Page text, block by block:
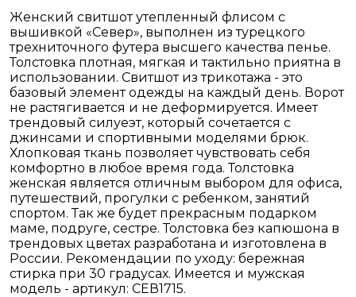
Женский свитшот утепленный флисом с
вышивкой «Север», выполнен из турецкого
трехниточного футера высшего качества пенье.
Толстовка плотная, мягкая и тактильно приятна в
использовании. Свитшот из трикотажа - это
базовый элемент одежды на каждый день. Ворот
не растягивается и не деформируется. Имеет
трендовый силуеэт, который сочетается с
джинсами и спортивными моделями брюк.
Хлопковая ткань позволяет чувствовать себя
комфортно в любое время года. Толстовка
женская является отличным выбором для офиса,
путешествий, прогулки с ребенком, занятий
спортом. Так же будет прекрасным подарком
маме, подруге, сестре. Толстовка без капюшона в
трендовых цветах разработана и изготовлена в
России. Рекомендации по уходу: бережная
стирка при 30 градусах. Имеется и мужская
модель - артикул: СЕВ1715.